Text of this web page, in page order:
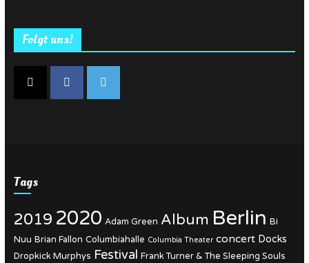
Folgt uns!
Tags
2019 2020 Adam Green Album Berlin Bi
Nuu Brian Fallon Columbiahalle Columbia Theater concert Docks
Dropkick Murphys Festival Frank Turner & The Sleeping Souls